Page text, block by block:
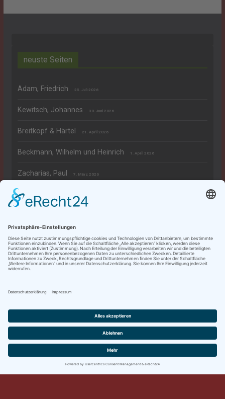
neuste Seiten
Adam, Friedrich 25. Juli 2026
Kewitsch, Johannes 30. Juni 2026
Breitkopf & Härtel 21. April 2026
Beckmann, Wilhelm und Heinrich 1. April 2026
Zacharias, Paul 7. März 2026
Rechtliches
Datenschutzerklärung
Impressum
Dieter's Klavierseiten
vorbehalten.
von ThemeGrill. Präsentiert von